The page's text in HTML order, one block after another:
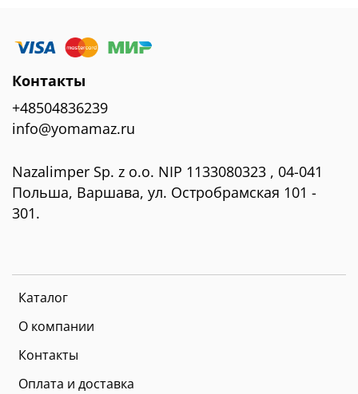
Каталог
О компании
Контакты
Оплата и доставка
Контакты
+48504836239
info@yomamaz.ru
Nazalimper Sp. z o.o. NIP 1133080323 , 04-041
Польша, Варшава, ул. Остробрамская 101 -
301.